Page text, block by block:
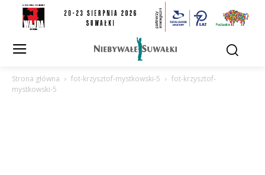
Strona główna fot-krzysztof-mystkowski-5
fot-krzysztof-
mystkowski-5